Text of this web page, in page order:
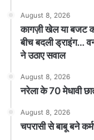
August 8, 2026
कागज़ी खेल या बजट
बीच बदली ड्राइंग… वन
ने उठाए सवाल
August 8, 2026
नरेला के 70 मेधावी
August 8, 2026
चपरासी से बाबू बने